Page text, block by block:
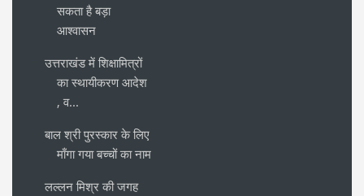
सकता है बड़ा
आश्वासन
उत्तराखंड में शिक्षामित्रों
का स्थायीकरण आदेश
, व...
बाल श्री पुरस्कार के लिए
माँगा गया बच्चों का नाम
लल्लन मिश्र की जगह